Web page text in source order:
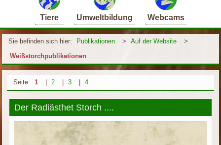
Tiere Umweltbildung Webcams
Sie befinden sich hier: Publikationen > Auf der Website
>
Weißstorchpublikationen
Seite: 1 2 3 4
Der Radiästhet Storch ....